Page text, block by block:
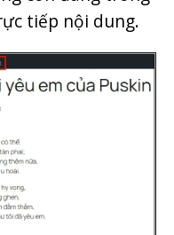
tiếp nội dung.